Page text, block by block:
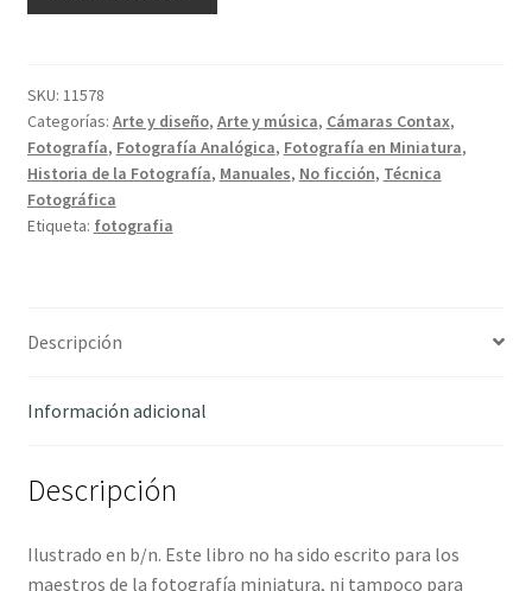
en
miniatura
-
Steinhäuser,
Julio
cantidad
SKU: 11578
Categorías: Arte y diseño, Arte y música, Cámaras Contax,
Fotografía, Fotografía Analógica, Fotografía en Miniatura,
Historia de la Fotografía, Manuales, No ficción, Técnica
Fotográfica
Etiqueta: fotografia
Descripción
Información adicional
Descripción
Ilustrado en b/n. Este libro no ha sido escrito para los
maestros de la fotografía miniatura, ni tampoco para